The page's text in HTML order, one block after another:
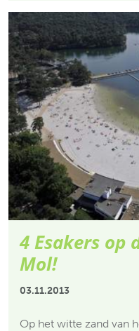
4 Esakers op
Mol!
03.11.2013
Op het witte zand van